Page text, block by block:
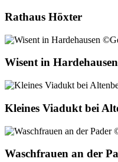
Rathaus Höxter
Wisent in Hardehausen
Kleines Viadukt bei
Waschfrauen an der